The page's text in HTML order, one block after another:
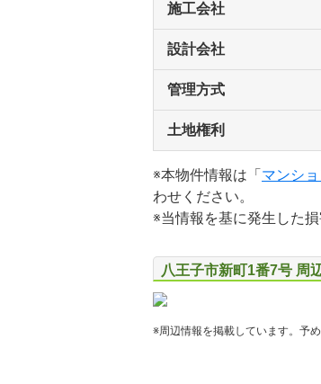
施工会社
設計会社
管理方式
土地権利
※本物件情報は「 マンシ
わせください。
※当情報を基に発生した
八王子市新町1番7号 周
※周辺情報を掲載しています。予